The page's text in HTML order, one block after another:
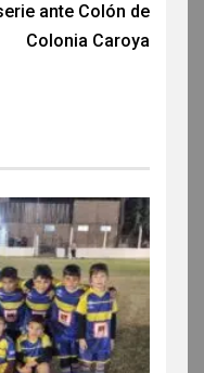
ante Colón de
Colonia Caroya